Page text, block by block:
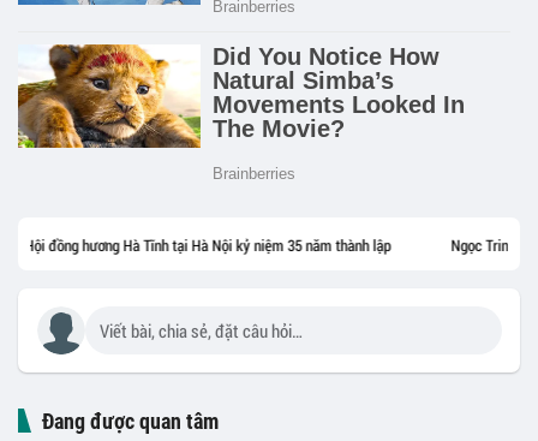
Hà Tĩnh tại Hà Nội kỷ niệm 35 năm thành lập Ngọc Trinh tạm dừng một nhà
Viết bài, chia sẻ, đặt câu hỏi…
Đang được quan tâm